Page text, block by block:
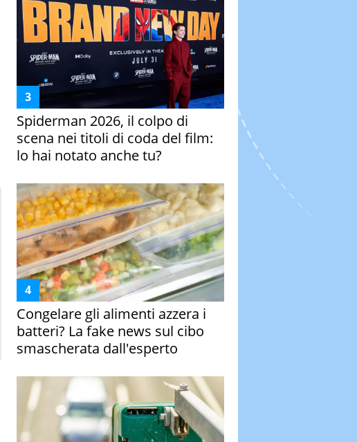
Spiderman 2026, il colpo di
scena nei titoli di coda del film:
lo hai notato anche tu?
Congelare gli alimenti azzera i
batteri? La fake news sul cibo
smascherata dall'esperto